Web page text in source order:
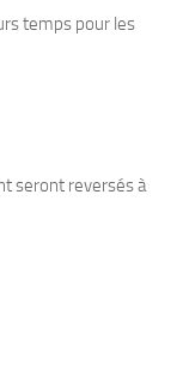
temps pour les
seront reversés à